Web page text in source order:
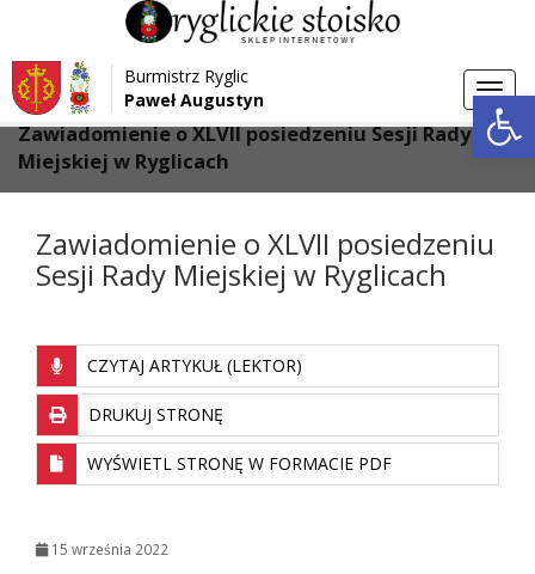
Przejdź do menu
Przejdź do głównej treści strony
Przejdź do stopki strony
Burmistrz Ryglic
Paweł Augustyn
Strona główna > Aktualności
Zawiadomienie o XLVII posiedzeniu Sesji Rady
Miejskiej w Ryglicach
Zawiadomienie o XLVII posiedzeniu
Sesji Rady Miejskiej w Ryglicach
CZYTAJ ARTYKUŁ (LEKTOR)
DRUKUJ STRONĘ
WYŚWIETL STRONĘ W FORMACIE PDF
15 września 2022